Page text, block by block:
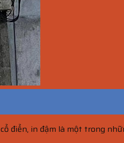
cổ điển, in đậm là một trong